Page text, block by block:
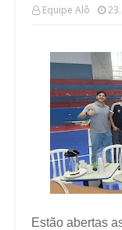
Equipe Alô
Estão abertas